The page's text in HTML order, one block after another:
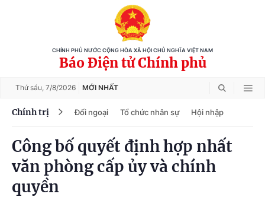
CHÍNH PHỦ NƯỚC CỘNG HÒA XÃ HỘI CHỦ NGHĨA VIỆT NAM
Báo Điện tử Chính phủ
Thứ sáu, 7/8/2026 MỚI NHẤT
Chính trị Đối ngoại Tổ chức nhân sự Hội nhập
Công bố quyết định hợp nhất
văn phòng cấp ủy và chính
quyền